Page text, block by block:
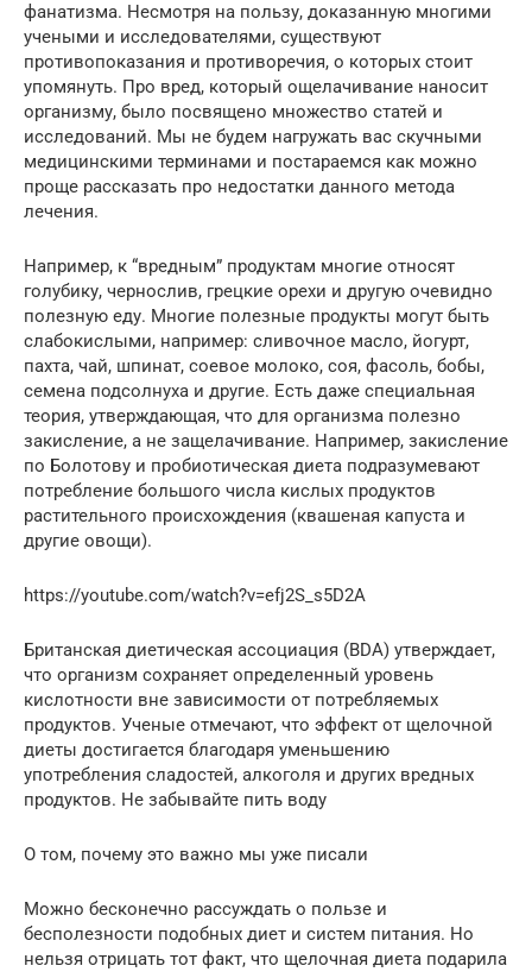
фанатизма. Несмотря на пользу, доказанную многими
учеными и исследователями, существуют
противопоказания и противоречия, о которых стоит
упомянуть. Про вред, который ощелачивание наносит
организму, было посвящено множество статей и
исследований. Мы не будем нагружать вас скучными
медицинскими терминами и постараемся как можно
проще рассказать про недостатки данного метода
лечения.
Например, к “вредным” продуктам многие относят
голубику, чернослив, грецкие орехи и другую очевидно
полезную еду. Многие полезные продукты могут быть
слабокислыми, например: сливочное масло, йогурт,
пахта, чай, шпинат, соевое молоко, соя, фасоль, бобы,
семена подсолнуха и другие. Есть даже специальная
теория, утверждающая, что для организма полезно
закисление, а не защелачивание. Например, закисление
по Болотову и пробиотическая диета подразумевают
потребление большого числа кислых продуктов
растительного происхождения (квашеная капуста и
другие овощи).
https://youtube.com/watch?v=efj2S_s5D2A
Британская диетическая ассоциация (BDA) утверждает,
что организм сохраняет определенный уровень
кислотности вне зависимости от потребляемых
продуктов. Ученые отмечают, что эффект от щелочной
диеты достигается благодаря уменьшению
употребления сладостей, алкоголя и других вредных
продуктов. Не забывайте пить воду
О том, почему это важно мы уже писали
Можно бесконечно рассуждать о пользе и
бесполезности подобных диет и систем питания. Но
нельзя отрицать тот факт, что щелочная диета подарила